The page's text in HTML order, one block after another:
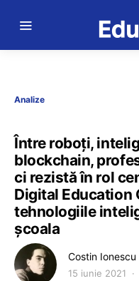
Analize
Între roboți,
blockchain,
ci rezistă în rol
Digital Education
tehnologiile
școala
Costin Ionescu
15 iunie 2021